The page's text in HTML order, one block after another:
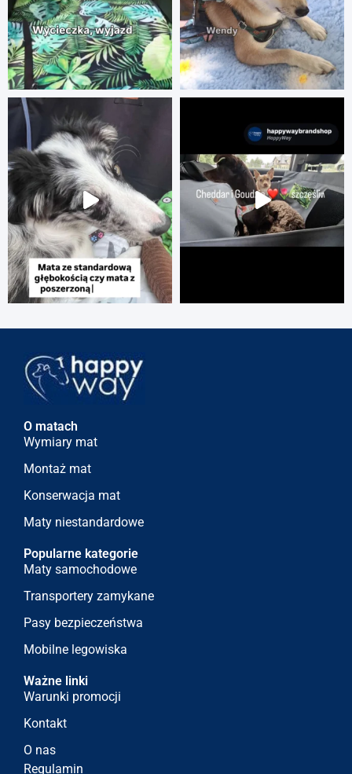
O matach
Wymiary mat
Montaż mat
Konserwacja mat
Maty niestandardowe
Popularne kategorie
Maty samochodowe
Transportery zamykane
Pasy bezpieczeństwa
Mobilne legowiska
Ważne linki
Warunki promocji
Kontakt
O nas
Regulamin